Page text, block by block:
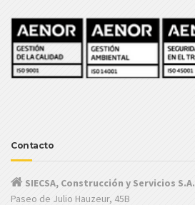
Contacto
SIECSA, Construcción y Servicios S.A.
Paseo de Julio Hauzeur, 45B